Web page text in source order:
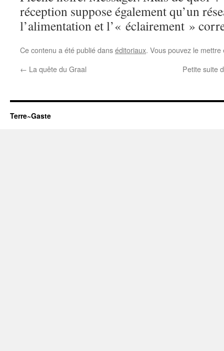
réception suppose également qu’un
l’alimentation et l’« éclairement »
Ce contenu a été publié danséditoriaux. Vous pouvez le
← La quête du Graal Petite suite
Terre~Gaste